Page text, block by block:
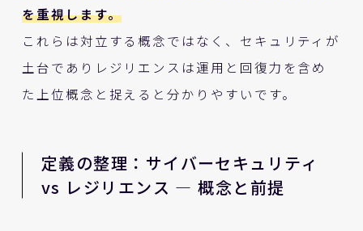
を重視します。
これらは対立する概念ではなく、セキュリティが
土台でありレジリエンスは運用と回復力を含め
た上位概念と捉えると分かりやすいです。
定義の整理：サイバーセキュリティ
vs レジリエンス — 概念と前提